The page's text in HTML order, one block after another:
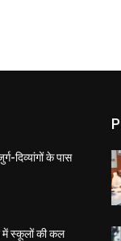
दिव्यांगों के पास
में स्कूलों की कल